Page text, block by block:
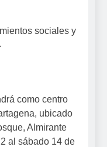
sociales y
como centro
ubicado
Almirante
al sábado 14 de